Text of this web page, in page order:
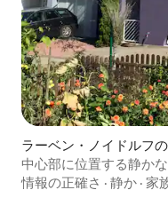
ラーベン・ノイドルフ
中心部に位置する静か
情報の正確さ · 静か · 家